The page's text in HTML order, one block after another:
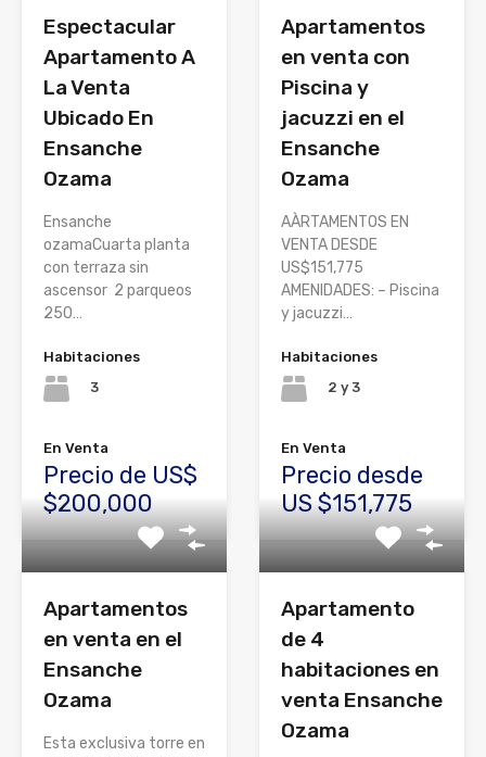
Espectacular
Apartamento A
La Venta
Ubicado En
Ensanche
Ozama
Ensanche
ozamaCuarta planta
con terraza sin
ascensor 2 parqueos
250…
Habitaciones
3
En Venta
Precio de US$
$200,000
Apartamentos
en venta con
Piscina y
jacuzzi en el
Ensanche
Ozama
AÀRTAMENTOS EN
VENTA DESDE
US$151,775
AMENIDADES: – Piscina
y jacuzzi…
Habitaciones
2 y 3
En Venta
Precio desde
US $151,775
Apartamentos
en venta en el
Ensanche
Ozama
Esta exclusiva torre en
Apartamento
de 4
habitaciones en
venta Ensanche
Ozama